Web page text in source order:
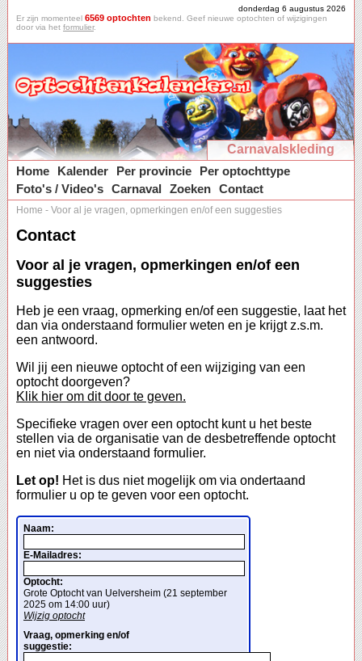
donderdag 6 augustus 2026
Er zijn momenteel 6569 optochten bekend. Geef nieuwe optochten of wijzigingen
door via het formulier.
Carnavalskleding
Home
Kalender Per provincie
Per optochttype
Foto's / Video's Carnaval Zoeken Contact
Home - Voor al je vragen, opmerkingen en/of een suggesties
Contact
Voor al je vragen, opmerkingen en/of een
suggesties
Heb je een vraag, opmerking en/of een suggestie, laat het
dan via onderstaand formulier weten en je krijgt z.s.m.
een antwoord.
Wil jij een nieuwe optocht of een wijziging van een
optocht doorgeven?
Klik hier om dit door te geven.
Specifieke vragen over een optocht kunt u het beste
stellen via de organisatie van de desbetreffende optocht
en niet via onderstaand formulier.
Let op! Het is dus niet mogelijk om via ondertaand
formulier u op te geven voor een optocht.
Naam:
E-Mailadres:
Optocht:
Grote Optocht van Uelversheim (21 september
2025 om 14:00 uur)
Wijzig optocht
Vraag, opmerking en/of
suggestie: